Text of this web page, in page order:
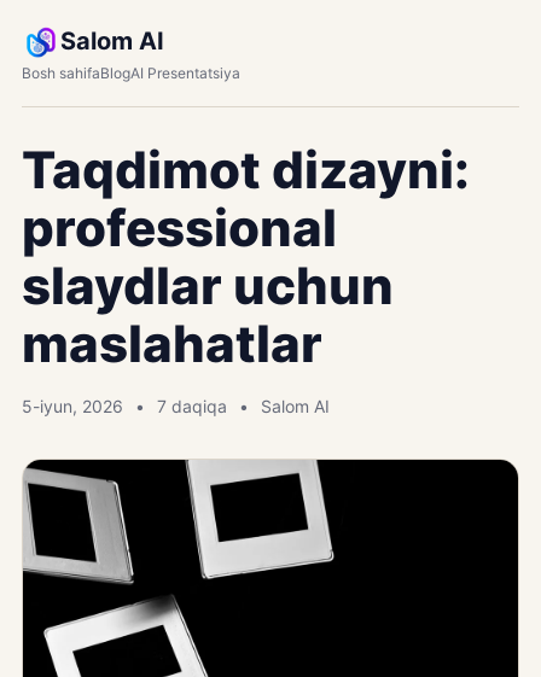
Salom AI
Bosh sahifaBlogAI Presentatsiya
Taqdimot dizayni:
professional
slaydlar uchun
maslahatlar
5-iyun, 2026 7 daqiqa Salom AI